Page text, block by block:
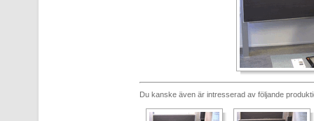
Du kanske även är intresserad av följande